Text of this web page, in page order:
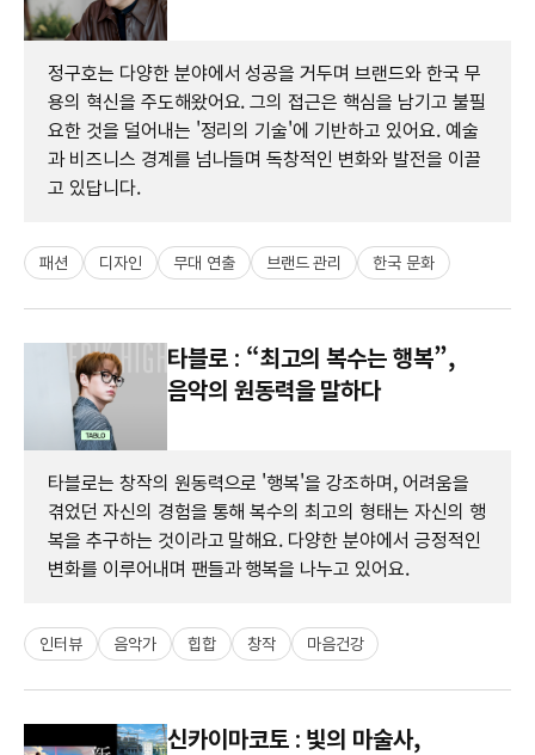
정구호는 다양한 분야에서 성공을 거두며 브랜드와 한국 무
용의 혁신을 주도해왔어요. 그의 접근은 핵심을 남기고 불필
요한 것을 덜어내는 '정리의 기술'에 기반하고 있어요. 예술
과 비즈니스 경계를 넘나들며 독창적인 변화와 발전을 이끌
고 있답니다.
패션 디자인 무대 연출 브랜드 관리 한국 문화
타블로 : “최고의 복수는 행복”,
음악의 원동력을 말하다
타블로는 창작의 원동력으로 '행복'을 강조하며, 어려움을
겪었던 자신의 경험을 통해 복수의 최고의 형태는 자신의 행
복을 추구하는 것이라고 말해요. 다양한 분야에서 긍정적인
변화를 이루어내며 팬들과 행복을 나누고 있어요.
인터뷰 음악가 힙합 창작 마음건강
신카이마코토 : 빛의 마술사,